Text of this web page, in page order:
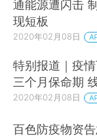
通能源遭闪击
现短板
2020年02月08日
特别报道｜疫
三个月保命期
2020年02月08日
百色防疫物资